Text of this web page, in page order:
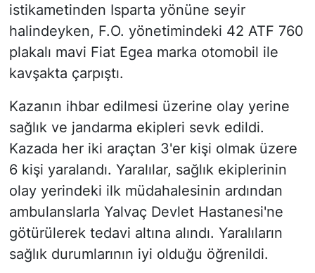
istikametinden Isparta yönüne seyir
halindeyken, F.O. yönetimindeki 42 ATF 760
plakalı mavi Fiat Egea marka otomobil ile
kavşakta çarpıştı.
Kazanın ihbar edilmesi üzerine olay yerine
sağlık ve jandarma ekipleri sevk edildi.
Kazada her iki araçtan 3'er kişi olmak üzere
6 kişi yaralandı. Yaralılar, sağlık ekiplerinin
olay yerindeki ilk müdahalesinin ardından
ambulanslarla Yalvaç Devlet Hastanesi'ne
götürülerek tedavi altına alındı. Yaralıların
sağlık durumlarının iyi olduğu öğrenildi.